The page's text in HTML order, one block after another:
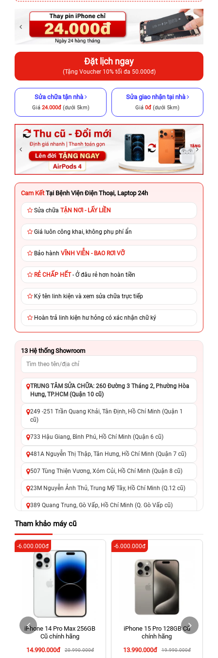
Đặt lịch ngay
(Tặng Voucher 10% tối đa 50.000đ)
Sửa chữa tận nhà
Giá 24.000đ(dưới 5km)
Sửa giao nhận tại nhà
Giá 0đ (dưới 5km)
Cam Kết Tại Bệnh Viện Điện Thoại, Laptop 24h
Sửa chữa TẬN NƠI - LẤY LIỀN
Giá luôn công khai, không phụ phí ẩn
Bảo hành VĨNH VIỄN - BAO RƠI VỠ
RẺ CHẤP HẾT- Ở đâu rẻ hơn hoàn tiền
Ký tên linh kiện và xem sửa chữa trực tiếp
Hoàn trả linh kiện hư hỏng có xác nhận chữ ký
13 Hệ thống Showroom
TRUNG TÂM SỬA CHỮA: 260 Đường 3 Tháng 2, Phường Hòa
Hưng, TP.HCM (Quận 10 cũ)
249 -251 Trần Quang Khải, Tân Định, Hồ Chí Minh (Quận 1
cũ)
733 Hậu Giang, Bình Phú, Hồ Chí Minh (Quận 6 cũ)
481A Nguyễn Thị Thập, Tân Hưng, Hồ Chí Minh (Quận 7 cũ)
507 Tùng Thiện Vương, Xóm Củi, Hồ Chí Minh (Quận 8 cũ)
23M Nguyễn Ảnh Thủ, Trung Mỹ Tây, Hồ Chí Minh (Q.12 cũ)
389 Quang Trung, Gò Vấp, Hồ Chí Minh (Q. Gò Vấp cũ)
625 - 625A Âu Cơ, Tân Phú, Hồ Chí Minh (Quận Tân Phú cũ)
326 Lê Văn Việt, Tăng Nhơn Phú, Hồ Chí Minh (Q.9 TP. Thủ
Đức cũ)
256 Võ Văn Ngân, Thủ Đức, Hồ Chí Minh (Bình Thọ, TP. Thủ
70 Nguyễn An Ninh, Dĩ An, Hồ Chí Minh (Bình Dương Cũ)
24h Vũng Tàu: 162A Ba Cu, Vũng Tàu, Hồ Chí Minh (TP. Vũng
Tàu cũ)
198 Hoàng Văn Thụ, Tân Sơn Nhất, Hồ Chí Minh (Tân Bình
Tham khảo máy cũ
iPhone 14 Pro Max 256GB
Cũ chính hãng
14.990.000đ
20.990.000đ
-6.000.000đ
iPhone 15 Pro 128GB Cũ
chính hãng
13.990.000đ
19.990.000đ
-6.000.000đ